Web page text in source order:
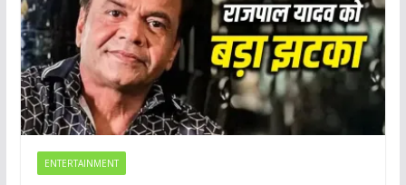
ENTERTAINMENT